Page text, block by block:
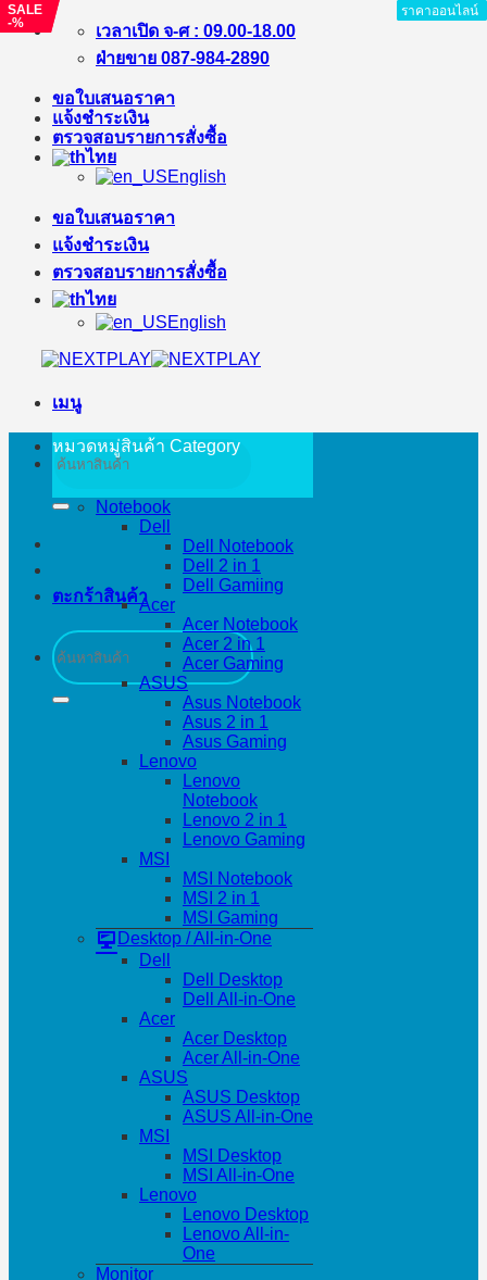
ข้าม
เนื้อหา
เวลาเปิด จ-ศ : 09.00-18.00
ฝ่ายขาย 087-984-2890
ขอใบเสนอราคา
แจ้งชำระเงิน
ตรวจสอบรายการสั่งซื้อ
ไทย
English
ขอใบเสนอราคา
แจ้งชำระเงิน
ตรวจสอบรายการสั่งซื้อ
ไทย
English
เมนู
ค้นหา:
ตะกร้าสินค้า
ค้นหา:
หมวดหมู่สินค้า Category
Notebook
Dell
Dell Notebook
Dell 2 in 1
Dell Gamiing
Acer
Acer Notebook
Acer 2 in 1
Acer Gaming
ASUS
Asus Notebook
Asus 2 in 1
Asus Gaming
Lenovo
Lenovo
Notebook
Lenovo 2 in 1
Lenovo Gaming
MSI
MSI Notebook
MSI 2 in 1
MSI Gaming
Desktop / All-in-One
Dell
Dell Desktop
Dell All-in-One
Acer
Acer Desktop
Acer All-in-One
ASUS
ASUS Desktop
ASUS All-in-One
MSI
MSI Desktop
MSI All-in-One
Lenovo
Lenovo Desktop
Lenovo All-in-
One
Monitor
ราคาออนไลน์
ราคาออนไลน์
ราคาออนไลน์
ราคาออนไลน์
ราคาออนไลน์
SALE
-%
ราคาออนไลน์
SALE
-%
ราคาออนไลน์